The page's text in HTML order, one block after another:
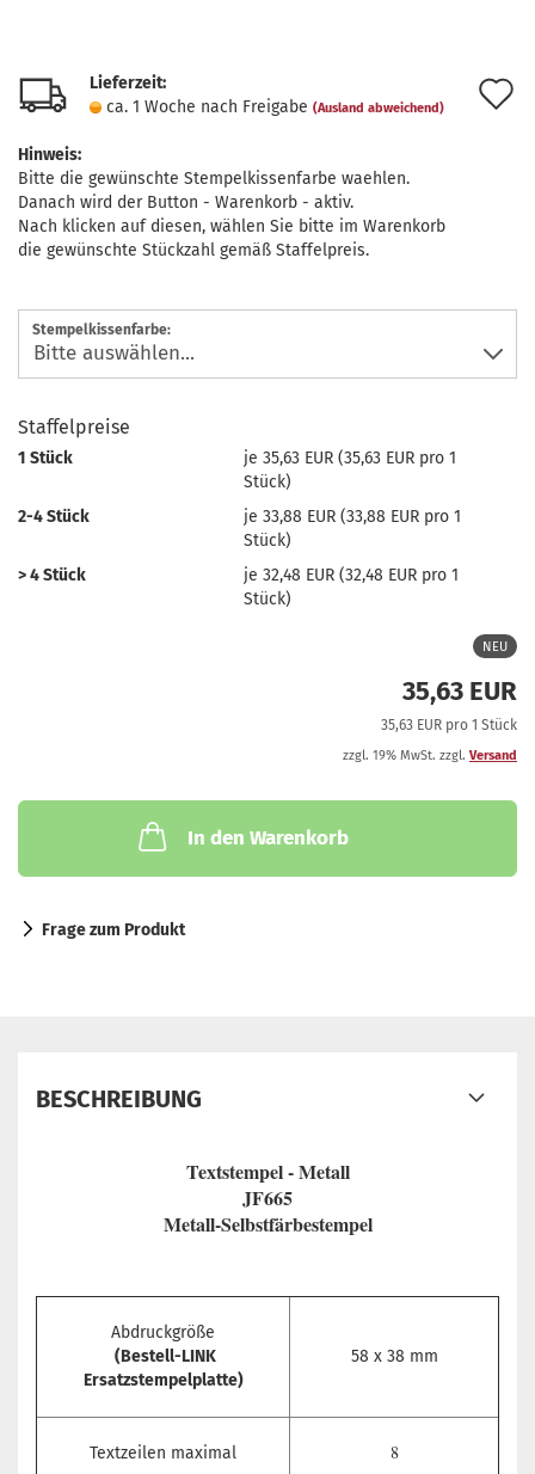
Lieferzeit:
ca. 1 Woche nach Freigabe (Ausland abweichend)
Hinweis:
Bitte die gewünschte Stempelkissenfarbe waehlen.
Danach wird der Button - Warenkorb - aktiv.
Nach klicken auf diesen, wählen Sie bitte im Warenkorb
die gewünschte Stückzahl gemäß Staffelpreis.
Stempelkissenfarbe:
Staffelpreise
1 Stück
je 35,63 EUR (35,63 EUR pro 1
Stück)
2-4 Stück
je 33,88 EUR (33,88 EUR pro 1
Stück)
> 4 Stück
je 32,48 EUR (32,48 EUR pro 1
Stück)
NEU
35,63 EUR
35,63 EUR pro 1 Stück
zzgl. 19% MwSt. zzgl. Versand
In den Warenkorb
Frage zum Produkt
BESCHREIBUNG
Textstempel - Metall
JF665
Metall-Selbstfärbestempel
Abdruckgröße
(Bestell-LINK
Ersatzstempelplatte)
58 x 38 mm
Textzeilen maximal 8